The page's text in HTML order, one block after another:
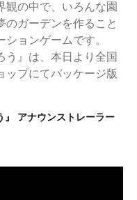
観の中で、いろんな園
のガーデンを作ること
ョンゲームです。
う』は、本日より全国
ップにてパッケージ版
』 アナウンストレーラー